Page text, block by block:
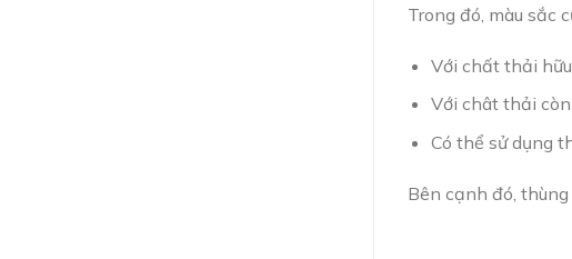
Trong đó, màu sắc
Với chất thải
Với chât thải
Có thể sử dụng
Bên cạnh đó,